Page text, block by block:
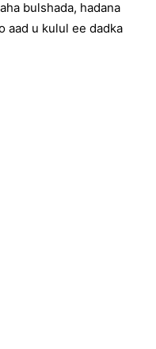
bulshada, hadana
aad u kulul ee dadka